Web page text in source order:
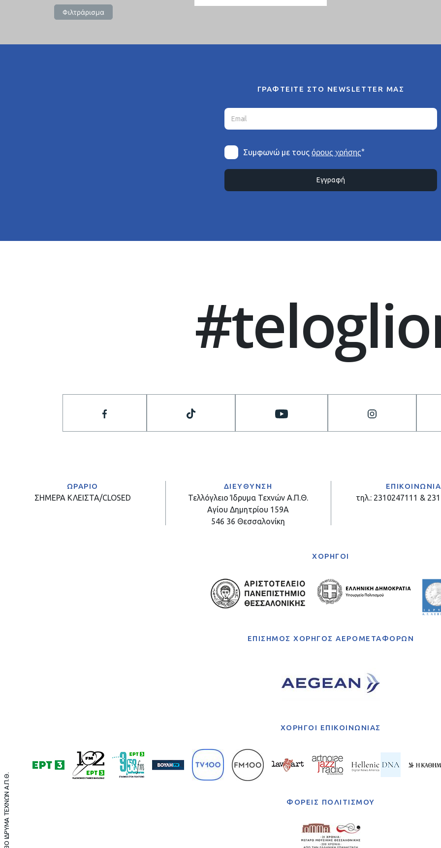
Φιλτράρισμα
ΓΡΑΦΤΕΙΤΕ ΣΤΟ NEWSLETTER ΜΑΣ
Συμφωνώ με τους όρους χρήσης*
Εγγραφή
ΩΡΑΡΙΟ
ΣΗΜΕΡΑ ΚΛΕΙΣΤΑ/CLOSED
ΔΙΕΥΘΥΝΣΗ
Τελλόγλειο Ίδρυμα Τεχνών Α.Π.Θ.
Αγίου Δημητρίου 159Α
546 36 Θεσσαλονίκη
ΕΠΙΚΟΙΝΩΝΙΑ
τηλ.: 2310247111 &
ΧΟΡΗΓΟΙ
ΕΠΙΣΗΜΟΣ ΧΟΡΗΓΟΣ ΑΕΡΟΜΕΤΑΦΟΡΩΝ
ΧΟΡΗΓΟΙ ΕΠΙΚΟΙΝΩΝΙΑΣ
ΦΟΡΕΙΣ ΠΟΛΙΤΙΣΜΟΥ